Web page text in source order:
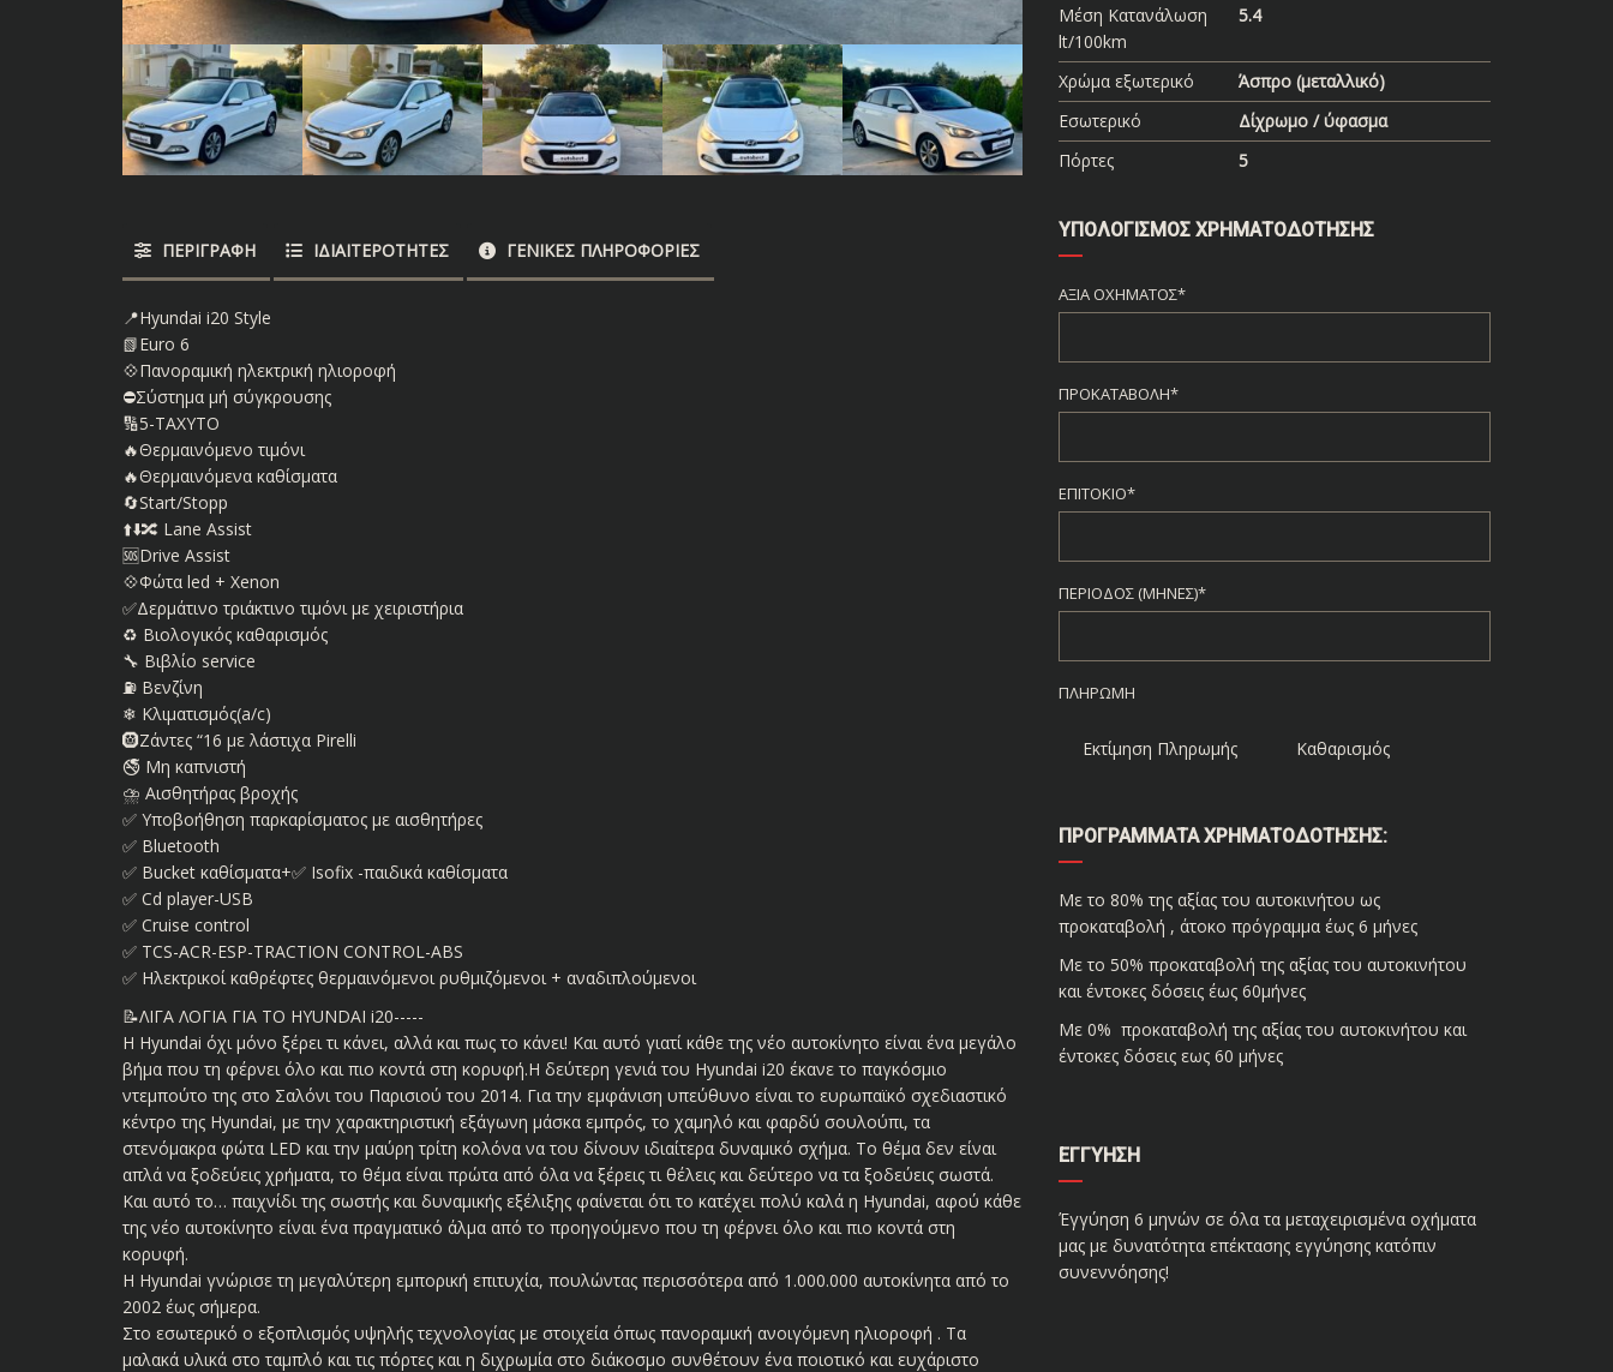
ΠΕΡΙΓΡΑΦΉ ΙΔΙΑΙΤΕΡΌΤΗΤΕΣ ΓΕΝΙΚΈΣ ΠΛΗΡΟΦΟΡΊΕΣ
📍Hyundai i20 Style
📗Euro 6
💠Πανοραμική ηλεκτρική ηλιοροφή
⛔️Σύστημα μή σύγκρουσης
🔢5-ΤΑΧΥΤΟ
🔥Θερμαινόμενο τιμόνι
🔥Θερμαινόμενα καθίσματα
🔄Start/Stopp
⬆️⬇️🔀 Lane Assist
🆘Drive Assist
💠Φώτα led + Χenon
✅Δερμάτινο τριάκτινο τιμόνι με χειριστήρια
♻️ Βιολογικός καθαρισμός
🔧 Βιβλίο service
⛽ Βενζίνη
❄ Κλιματισμός(a/c)
🛞Ζάντες “16 με λάστιχα Pirelli
🚭 Μη καπνιστή
⛈ Αισθητήρας βροχής
✅ Υποβοήθηση παρκαρίσματος με αισθητήρες
✅ Bluetooth
✅ Bucket καθίσματα+✅ Isofix -παιδικά καθίσματα
✅ Cd player-USB
✅ Cruise control
✅ TCS-ACR-ESP-TRACTION CONTROL-ABS
✅ Ηλεκτρικοί καθρέφτες θερμαινόμενοι ρυθμιζόμενοι + αναδιπλούμενοι
📝ΛΙΓΑ ΛΟΓΙΑ ΓΙΑ ΤΟ HYUNDAI i20-----
Η Hyundai όχι μόνο ξέρει τι κάνει, αλλά και πως το κάνει! Και αυτό γιατί κάθε της νέο αυτοκίνητο είναι ένα μεγάλο
βήμα που τη φέρνει όλο και πιο κοντά στη κορυφή.Η δεύτερη γενιά του Hyundai i20 έκανε το παγκόσμιο
ντεμπούτο της στο Σαλόνι του Παρισιού του 2014. Για την εμφάνιση υπεύθυνο είναι το ευρωπαϊκό σχεδιαστικό
κέντρο της Hyundai, με την χαρακτηριστική εξάγωνη μάσκα εμπρός, το χαμηλό και φαρδύ σουλούπι, τα
στενόμακρα φώτα LED και την μαύρη τρίτη κολόνα να του δίνουν ιδιαίτερα δυναμικό σχήμα. Το θέμα δεν είναι
απλά να ξοδεύεις χρήματα, το θέμα είναι πρώτα από όλα να ξέρεις τι θέλεις και δεύτερο να τα ξοδεύεις σωστά.
Και αυτό το… παιχνίδι της σωστής και δυναμικής εξέλιξης φαίνεται ότι το κατέχει πολύ καλά η Hyundai, αφού κάθε
της νέο αυτοκίνητο είναι ένα πραγματικό άλμα από το προηγούμενο που τη φέρνει όλο και πιο κοντά στη
κορυφή.
H Hyundai γνώρισε τη μεγαλύτερη εμπορική επιτυχία, πουλώντας περισσότερα από 1.000.000 αυτοκίνητα από το
2002 έως σήμερα.
Στο εσωτερικό ο εξοπλισμός υψηλής τεχνολογίας με στοιχεία όπως πανοραμική ανοιγόμενη ηλιοροφή . Τα
μαλακά υλικά στο ταμπλό και τις πόρτες και η διχρωμία στο διάκοσμο συνθέτουν ένα ποιοτικό και ευχάριστο
Μέση Κατανάλωση
lt/100km
5.4
Χρώμα εξωτερικό
Άσπρο (μεταλλικό)
Εσωτερικό
Δίχρωμο / ύφασμα
Πόρτες
5
ΥΠΟΛΟΓΙΣΜΌΣ ΧΡΗΜΑΤΟΔΌΤΗΣΗΣ
ΑΞΊΑ ΟΧΉΜΑΤΟΣ*
ΠΡΟΚΑΤΑΒΟΛΉ*
ΕΠΙΤΌΚΙΟ*
ΠΕΡΊΟΔΟΣ (ΜΉΝΕΣ)*
ΠΛΗΡΩΜΉ
Εκτίμηση Πληρωμής Καθαρισμός
ΠΡΟΓΡΆΜΜΑΤΑ ΧΡΗΜΑΤΟΔΌΤΗΣΗΣ:
Με το 80% της αξίας του αυτοκινήτου ως
προκαταβολή , άτοκο πρόγραμμα έως 6 μήνες
Με το 50% προκαταβολή της αξίας του αυτοκινήτου
και έντοκες δόσεις έως 60μήνες
Με 0% προκαταβολή της αξίας του αυτοκινήτου και
έντοκες δόσεις εως 60 μήνες
ΕΓΓΎΗΣΗ
Έγγύηση 6 μηνών σε όλα τα μεταχειρισμένα οχήματα
μας με δυνατότητα επέκτασης εγγύησης κατόπιν
συνεννόησης!